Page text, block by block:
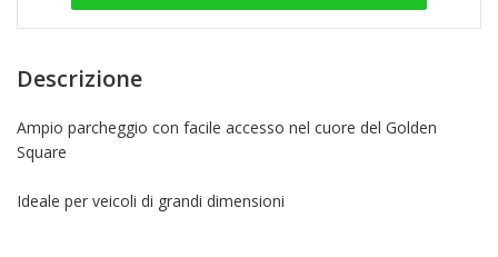
Descrizione
Ampio parcheggio con facile accesso nel cuore del Golden
Square
Ideale per veicoli di grandi dimensioni